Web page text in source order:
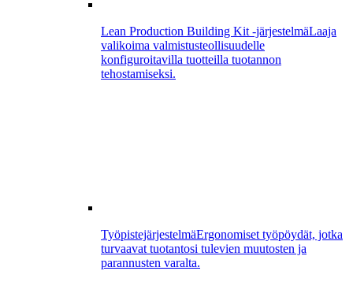
Lean Production Building Kit -järjestelmäLaaja
valikoima valmistusteollisuudelle
konfiguroitavilla tuotteilla tuotannon
tehostamiseksi.
TyöpistejärjestelmäErgonomiset työpöydät, jotka
turvaavat tuotantosi tulevien muutosten ja
parannusten varalta.